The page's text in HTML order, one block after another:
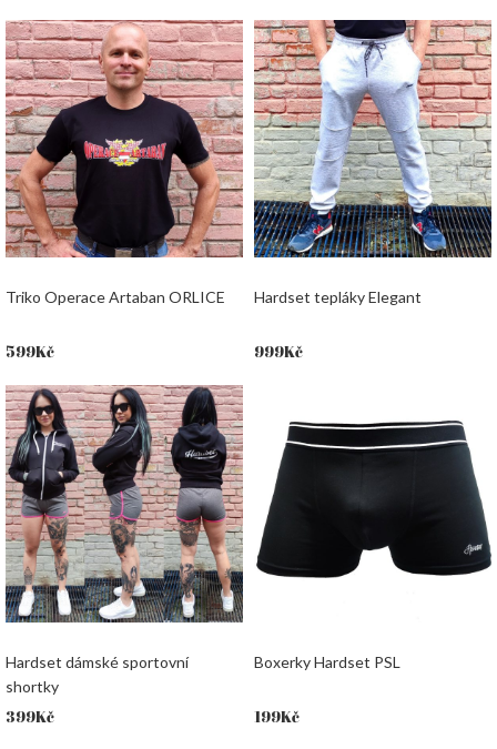
Triko Operace Artaban ORLICE
599Kč
Hardset tepláky Elegant
999Kč
Hardset dámské sportovní
shortky
399Kč
Boxerky Hardset PSL
199Kč